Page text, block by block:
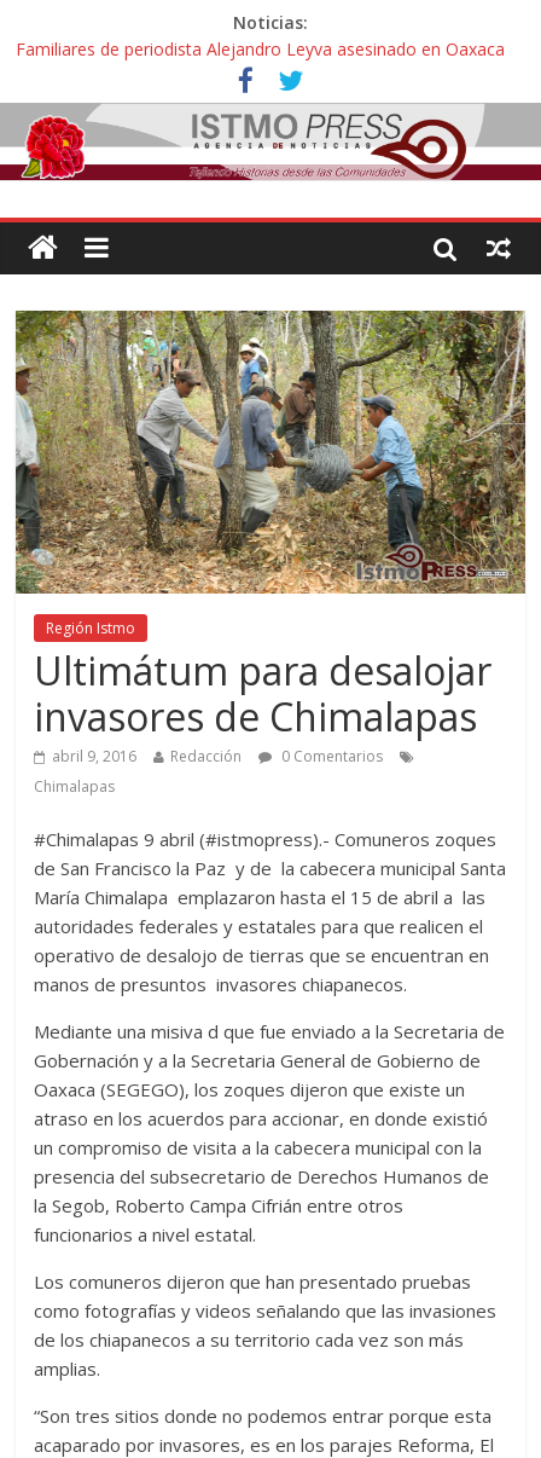
Noticias:
Familiares de periodista Alejandro Leyva asesinado en Oaxaca
protestan y exigen justicia en desfile de delegaciones
Alertan pescadores de Juchitán, Oaxaca de nuevo despojo de su
territorio para construir un parque eólico
Pescadores y comuneros ikoots detienen la extracción ilegal de
material pétreo de gravera Oyamel
ahora pescadores de Salinas del Marqués denuncian daños de
Pemex
Región Istmo
Ultimátum para desalojar
invasores de Chimalapas
abril 9, 2016 Redacción
0 Comentarios
Chimalapas
#Chimalapas 9 abril (#istmopress).- Comuneros zoques
de San Francisco la Paz y de la cabecera municipal Santa
María Chimalapa emplazaron hasta el 15 de abril a las
autoridades federales y estatales para que realicen el
operativo de desalojo de tierras que se encuentran en
manos de presuntos invasores chiapanecos.
Mediante una misiva d que fue enviado a la Secretaria de
Gobernación y a la Secretaria General de Gobierno de
Oaxaca (SEGEGO), los zoques dijeron que existe un
atraso en los acuerdos para accionar, en donde existió
un compromiso de visita a la cabecera municipal con la
presencia del subsecretario de Derechos Humanos de
la Segob, Roberto Campa Cifrián entre otros
funcionarios a nivel estatal.
Los comuneros dijeron que han presentado pruebas
como fotografías y videos señalando que las invasiones
de los chiapanecos a su territorio cada vez son más
amplias.
“Son tres sitios donde no podemos entrar porque esta
acaparado por invasores, es en los parajes Reforma, El